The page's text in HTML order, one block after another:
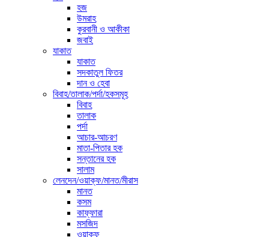
হজ
উমরাহ
কুরবানী ও আকীকা
জবাই
যাকাত
যাকাত
সদকাতুল ফিতর
দান ও হেবা
বিবাহ/তালাক/পর্দা/হকসমূহ
বিবাহ
তালাক
পর্দা
আচার-আচরণ
মাতা-পিতার হক
সন্তানের হক
সালাম
লেনদেন/ওয়াক্ফ/মানত/মীরাস
মানত
কসম
কাফ্ফারা
মসজিদ
ওয়াক্ফ